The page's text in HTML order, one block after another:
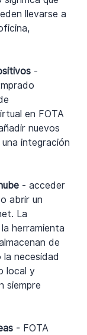
llevarse a
-
en FOTA
nuevos
integración
- acceder
abrir un
La
herramienta
de
la necesidad
local y
siempre
- FOTA